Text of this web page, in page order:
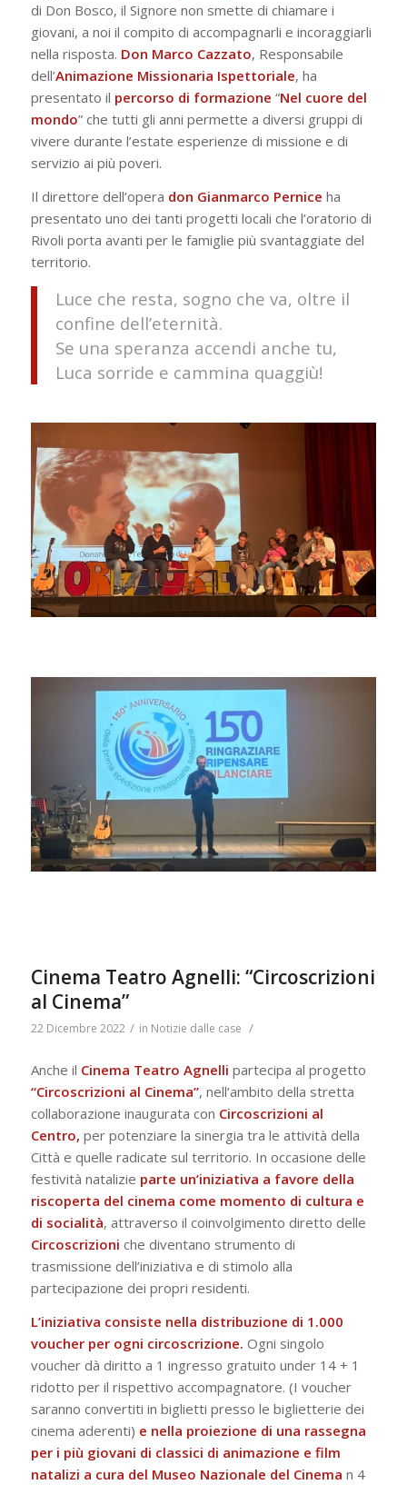
di Don Bosco, il Signore non smette di chiamare i
giovani, a noi il compito di accompagnarli e incoraggiarli
nella risposta. Don Marco Cazzato, Responsabile
dell’Animazione Missionaria Ispettoriale, ha
presentato il percorso di formazione “Nel cuore del
mondo” che tutti gli anni permette a diversi gruppi di
vivere durante l’estate esperienze di missione e di
servizio ai più poveri.
Il direttore dell’opera don Gianmarco Pernice ha
presentato uno dei tanti progetti locali che l’oratorio di
Rivoli porta avanti per le famiglie più svantaggiate del
territorio.
Luce che resta, sogno che va, oltre il
confine dell’eternità.
Se una speranza accendi anche tu,
Luca sorride e cammina quaggiù!
Cinema Teatro Agnelli: “Circoscrizioni
al Cinema”
22 Dicembre 2022 / in Notizie dalle case /
Anche il Cinema Teatro Agnelli partecipa al progetto
“Circoscrizioni al Cinema”, nell’ambito della stretta
collaborazione inaugurata con Circoscrizioni al
Centro, per potenziare la sinergia tra le attività della
Città e quelle radicate sul territorio. In occasione delle
festività natalizie parte un’iniziativa a favore della
riscoperta del cinema come momento di cultura e
di socialità, attraverso il coinvolgimento diretto delle
Circoscrizioni che diventano strumento di
trasmissione dell’iniziativa e di stimolo alla
partecipazione dei propri residenti.
L’iniziativa consiste nella distribuzione di 1.000
voucher per ogni circoscrizione. Ogni singolo
voucher dà diritto a 1 ingresso gratuito under 14 + 1
ridotto per il rispettivo accompagnatore. (I voucher
saranno convertiti in biglietti presso le biglietterie dei
cinema aderenti) e nella proiezione di una rassegna
per i più giovani di classici di animazione e film
natalizi a cura del Museo Nazionale del Cinema n 4